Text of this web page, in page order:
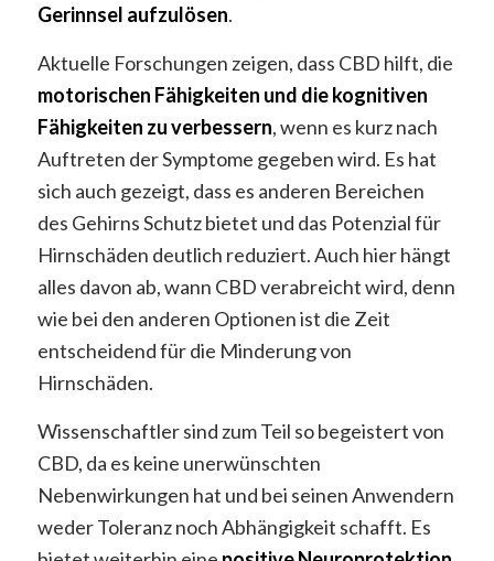
Gerinnsel aufzulösen.
Aktuelle Forschungen zeigen, dass CBD hilft, die
motorischen Fähigkeiten und die kognitiven
Fähigkeiten zu verbessern, wenn es kurz nach
Auftreten der Symptome gegeben wird. Es hat
sich auch gezeigt, dass es anderen Bereichen
des Gehirns Schutz bietet und das Potenzial für
Hirnschäden deutlich reduziert. Auch hier hängt
alles davon ab, wann CBD verabreicht wird, denn
wie bei den anderen Optionen ist die Zeit
entscheidend für die Minderung von
Hirnschäden.
Wissenschaftler sind zum Teil so begeistert von
CBD, da es keine unerwünschten
Nebenwirkungen hat und bei seinen Anwendern
weder Toleranz noch Abhängigkeit schafft. Es